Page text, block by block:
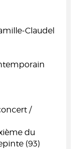
Claudel
/
du
(93)